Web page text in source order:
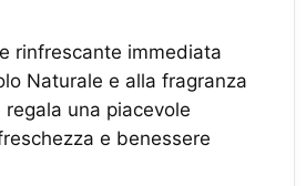
rinfrescante immediata
Naturale e alla fragranza
una piacevole
e benessere